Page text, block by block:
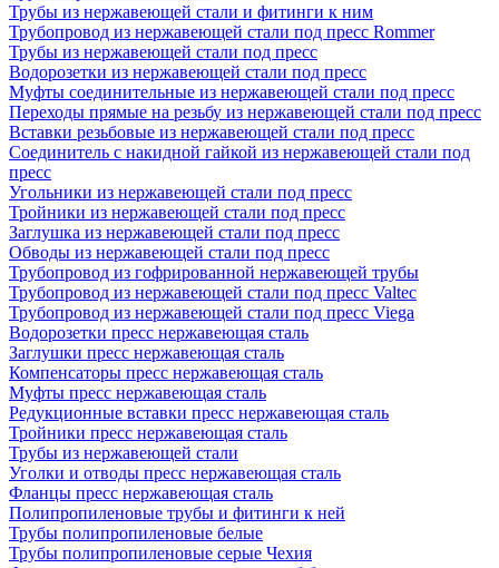
Трубы из нержавеющей стали и фитинги к ним
Трубопровод из нержавеющей стали под пресс Rommer
Трубы из нержавеющей стали под пресс
Водорозетки из нержавеющей стали под пресс
Муфты соединительные из нержавеющей стали под пресс
Переходы прямые на резьбу из нержавеющей стали под пресс
Вставки резьбовые из нержавеющей стали под пресс
Соединитель с накидной гайкой из нержавеющей стали под
пресс
Угольники из нержавеющей стали под пресс
Тройники из нержавеющей стали под пресс
Заглушка из нержавеющей стали под пресс
Обводы из нержавеющей стали под пресс
Трубопровод из гофрированной нержавеющей трубы
Трубопровод из нержавеющей стали под пресс Valtec
Трубопровод из нержавеющей стали под пресс Viega
Водорозетки пресс нержавеющая сталь
Заглушки пресс нержавеющая сталь
Компенсаторы пресс нержавеющая сталь
Муфты пресс нержавеющая сталь
Редукционные вставки пресс нержавеющая сталь
Тройники пресс нержавеющая сталь
Трубы из нержавеющей стали
Уголки и отводы пресс нержавеющая сталь
Фланцы пресс нержавеющая сталь
Полипропиленовые трубы и фитинги к ней
Трубы полипропиленовые белые
Трубы полипропиленовые серые Чехия